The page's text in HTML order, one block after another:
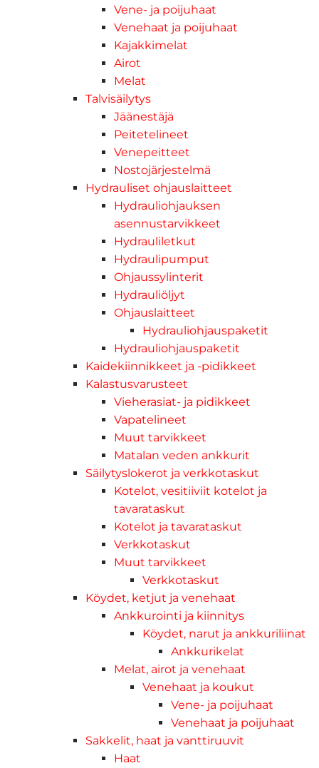
Vene- ja poijuhaat
Venehaat ja poijuhaat
Kajakkimelat
Airot
Melat
Talvisäilytys
Jäänestäjä
Peitetelineet
Venepeitteet
Nostojärjestelmä
Hydrauliset ohjauslaitteet
Hydrauliohjauksen
asennustarvikkeet
Hydrauliletkut
Hydraulipumput
Ohjaussylinterit
Hydrauliöljyt
Ohjauslaitteet
Hydrauliohjauspaketit
Hydrauliohjauspaketit
Kaidekiinnikkeet ja -pidikkeet
Kalastusvarusteet
Vieherasiat- ja pidikkeet
Vapatelineet
Muut tarvikkeet
Matalan veden ankkurit
Säilytyslokerot ja verkkotaskut
Kotelot, vesitiiviit kotelot ja
tavarataskut
Kotelot ja tavarataskut
Verkkotaskut
Muut tarvikkeet
Verkkotaskut
Köydet, ketjut ja venehaat
Ankkurointi ja kiinnitys
Köydet, narut ja ankkuriliinat
Ankkurikelat
Melat, airot ja venehaat
Venehaat ja koukut
Vene- ja poijuhaat
Venehaat ja poijuhaat
Sakkelit, haat ja vanttiruuvit
Haat